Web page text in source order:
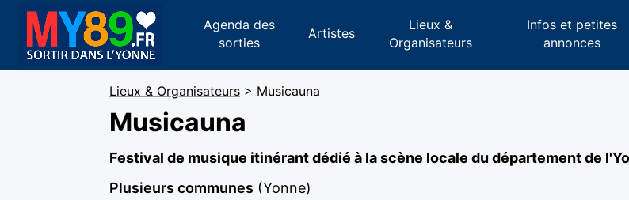
Agenda des
sorties
Artistes
Lieux &
Organisateurs
Infos et petites
annonces
Lieux & Organisateurs > Musicauna
Musicauna
Festival de musique itinérant dédié à la scène locale du département de
Plusieurs communes (Yonne)